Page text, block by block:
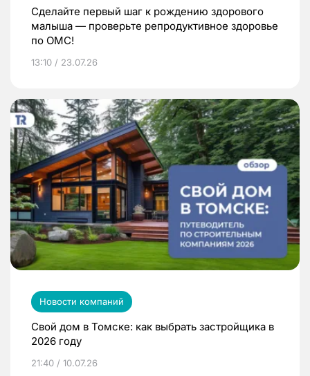
Сделайте первый шаг к рождению здорового
малыша — проверьте репродуктивное здоровье
по ОМС!
13:10 / 23.07.26
Новости компаний
Свой дом в Томске: как выбрать застройщика в
2026 году
21:40 / 10.07.26